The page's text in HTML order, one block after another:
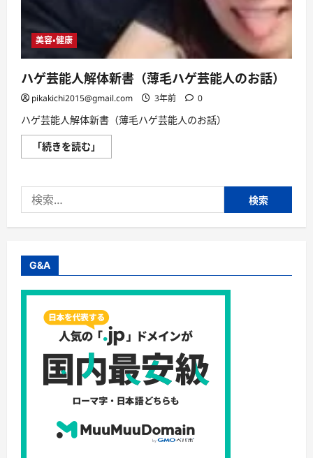
美容・健康
ハゲ芸能人解体新書（薄毛ハゲ芸能人のお話）
pikakichi2015@gmail.com 3年前 0
ハゲ芸能人解体新書（薄毛ハゲ芸能人のお話）
「続きを読む」
ゲ
人
新
書
芸
人
お
話）
に
つ
て
さ
ら
読
む
索:
G&A